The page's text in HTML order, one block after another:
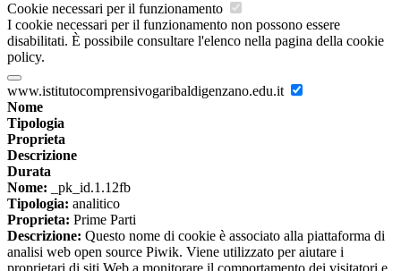
Cookie necessari per il funzionamento
I cookie necessari per il funzionamento non possono essere
disabilitati. È possibile consultare l'elenco nella pagina della cookie
policy.
www.istitutocomprensivogaribaldigenzano.edu.it
Nome
Tipologia
Proprieta
Descrizione
Durata
Nome: _pk_id.1.12fb
Tipologia: analitico
Proprieta: Prime Parti
Descrizione: Questo nome di cookie è associato alla piattaforma di
analisi web open source Piwik. Viene utilizzato per aiutare i